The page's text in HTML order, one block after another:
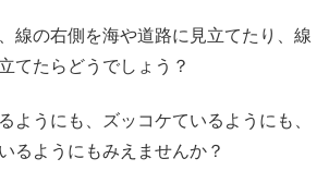
線の右側を海や道路に見立てたり、線
てたらどうでしょう？
ようにも、ズッコケているようにも、
るようにもみえませんか？